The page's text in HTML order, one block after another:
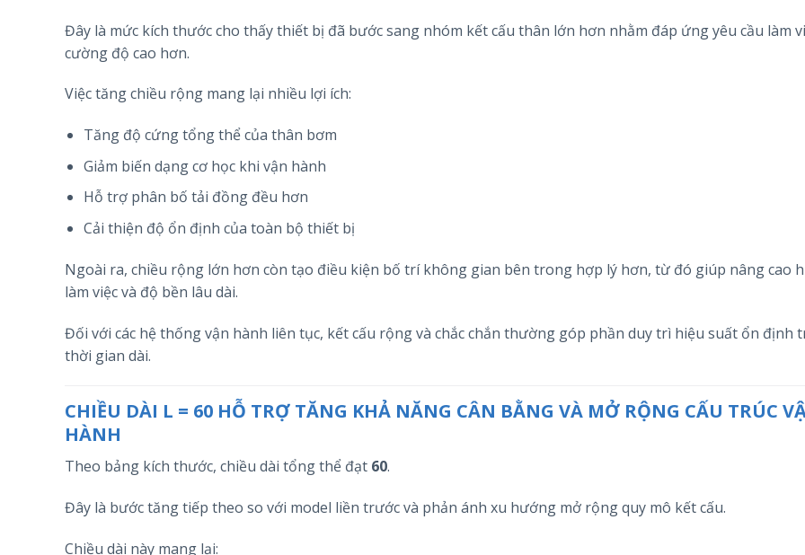
Đây là mức kích thước cho thấy thiết bị đã bước sang nhóm kết cấu thân lớn hơn nhằm đáp ứng yêu cầu làm
cường độ cao hơn.
Việc tăng chiều rộng mang lại nhiều lợi ích:
Tăng độ cứng tổng thể của thân bơm
Giảm biến dạng cơ học khi vận hành
Hỗ trợ phân bố tải đồng đều hơn
Cải thiện độ ổn định của toàn bộ thiết bị
Ngoài ra, chiều rộng lớn hơn còn tạo điều kiện bố trí không gian bên trong hợp lý hơn, từ đó giúp nâng cao
làm việc và độ bền lâu dài.
Đối với các hệ thống vận hành liên tục, kết cấu rộng và chắc chắn thường góp phần duy trì hiệu suất ổn định
thời gian dài.
CHIỀU DÀI L = 60 HỖ TRỢ TĂNG KHẢ NĂNG CÂN BẰNG VÀ MỞ RỘNG CẤU TRÚC
HÀNH
Theo bảng kích thước, chiều dài tổng thể đạt 60.
Đây là bước tăng tiếp theo so với model liền trước và phản ánh xu hướng mở rộng quy mô kết cấu.
Chiều dài này mang lại: